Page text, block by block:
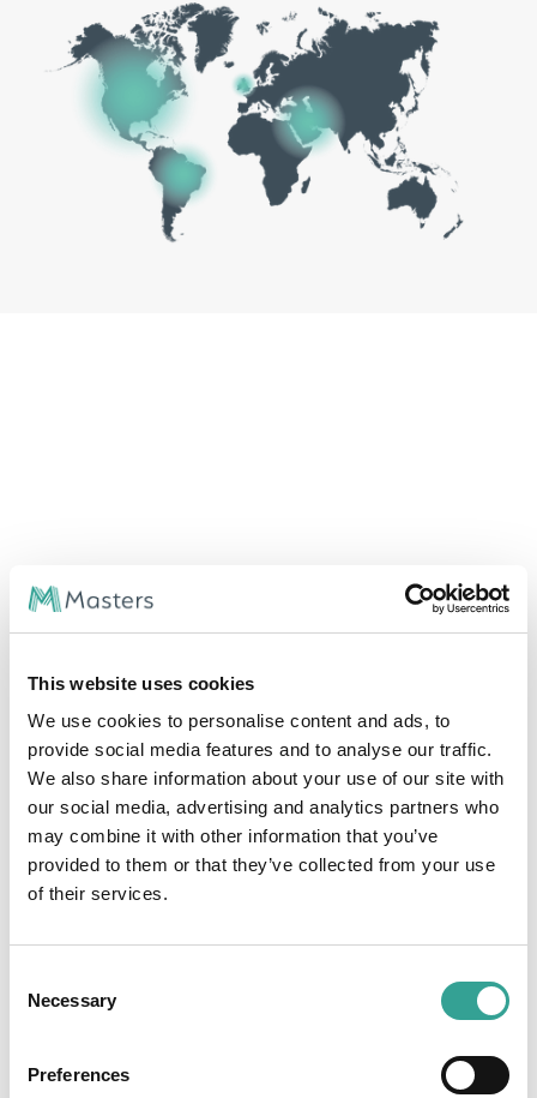
This website uses cookies
We use cookies to personalise content and ads, to
provide social media features and to analyse our traffic.
We also share information about your use of our site with
our social media, advertising and analytics partners who
may combine it with other information that you’ve
provided to them or that they’ve collected from your use
of their services.
Selection
Necessary
Preferences